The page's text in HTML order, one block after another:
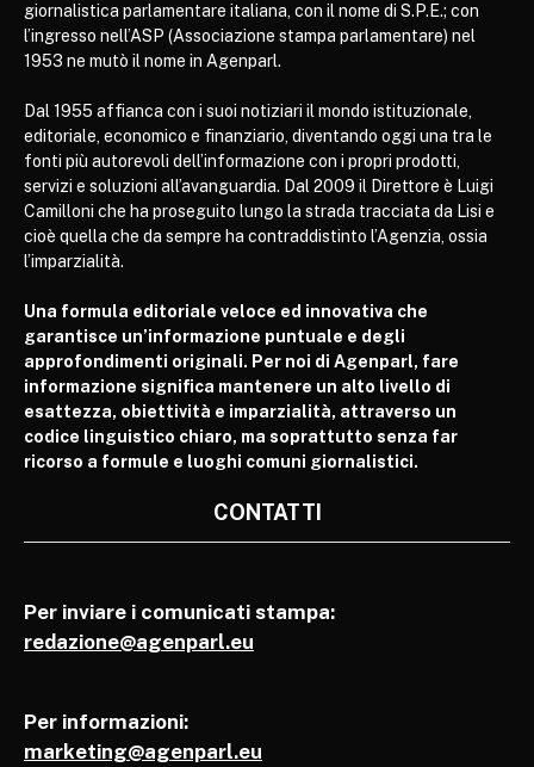
giornalistica parlamentare italiana, con il nome di S.P.E.; con
l’ingresso nell’ASP (Associazione stampa parlamentare) nel
1953 ne mutò il nome in Agenparl.
Dal 1955 affianca con i suoi notiziari il mondo istituzionale,
editoriale, economico e finanziario, diventando oggi una tra le
fonti più autorevoli dell’informazione con i propri prodotti,
servizi e soluzioni all’avanguardia. Dal 2009 il Direttore è Luigi
Camilloni che ha proseguito lungo la strada tracciata da Lisi e
cioè quella che da sempre ha contraddistinto l’Agenzia, ossia
l’imparzialità.
Una formula editoriale veloce ed innovativa che
garantisce un’informazione puntuale e degli
approfondimenti originali. Per noi di Agenparl, fare
informazione significa mantenere un alto livello di
esattezza, obiettività e imparzialità, attraverso un
codice linguistico chiaro, ma soprattutto senza far
ricorso a formule e luoghi comuni giornalistici.
CONTATTI
Per inviare i comunicati stampa:
redazione@agenparl.eu
Per informazioni:
marketing@agenparl.eu